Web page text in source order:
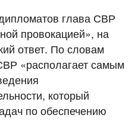
глава СВР
провокацией», на
ответ. По словам
«располагает самым
который
по обеспечению